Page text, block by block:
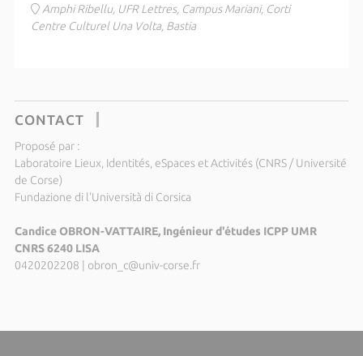
Amphi Ribellu, UFR Lettres, Campus Mariani, Corti
Centre Culturel Una Volta, Bastia
CONTACT
Proposé par :
Laboratoire Lieux, Identités, eSpaces et Activités (CNRS / Université
de Corse)
Fundazione di l'Università di Corsica
Candice OBRON-VATTAIRE, Ingénieur d'études ICPP UMR
CNRS 6240 LISA
0420202208 | obron_c@univ-corse.fr